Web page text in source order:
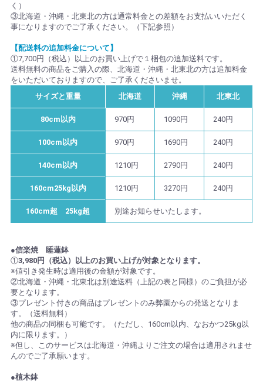
く）
③北海道・沖縄・北東北の方は通常料金との差額をお支払いいただく
事になりますのでご了承ください。（下記参照）
【配送料の追加料金について】
①7,700円（税込）以上のお買い上げで１梱包の追加送料です。
送料無料の商品をご購入の際、北海道・沖縄・北東北の方は追加料金
をいただいておりますので、ご了承くださいませ。
サイズと重量
北海道 沖縄 北東北
80cm以内 970円 1090円 240円
100cm以内 970円 1690円 240円
140cm以内 1210円 2790円 240円
160cm25kg以内 1210円 3270円 240円
160cm超 25kg超 別途お知らせいたします。
●信楽焼 睡蓮鉢
①3,980円（税込）以上のお買い上げが対象となります。
※値引き発生時は適用後の金額が対象です。
②北海道・沖縄・北東北は別途送料（上記の表と同様）のご負担が必
要となります。
③プレゼント付きの商品はプレゼントのみ弊園からの発送となりま
す。（送料無料）
他の商品の同梱も可能です。（ただし、160cm以内、なおかつ25kg以
内に限ります。）
※但し、このサービスは北海道・沖縄よりご注文の場合は適用されませ
んのでご了承願います。
●植木鉢